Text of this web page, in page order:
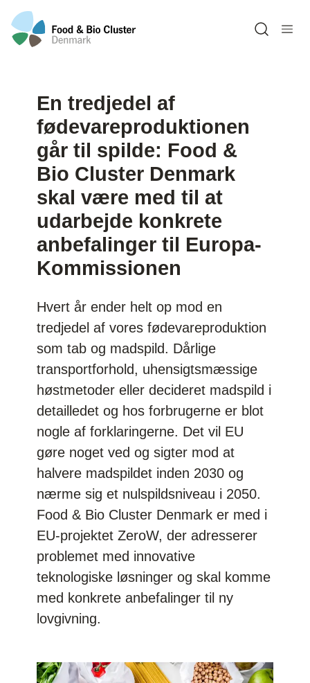
En tredjedel af
fødevareproduktionen
går til spilde: Food &
Bio Cluster Denmark
skal være med til at
udarbejde konkrete
anbefalinger til Europa-
Kommissionen
Hvert år ender helt op mod en
tredjedel af vores fødevareproduktion
som tab og madspild. Dårlige
transportforhold, uhensigtsmæssige
høstmetoder eller decideret madspild i
detailledet og hos forbrugerne er blot
nogle af forklaringerne. Det vil EU
gøre noget ved og sigter mod at
halvere madspildet inden 2030 og
nærme sig et nulspildsniveau i 2050.
Food & Bio Cluster Denmark er med i
EU-projektet ZeroW, der adresserer
problemet med innovative
teknologiske løsninger og skal komme
med konkrete anbefalinger til ny
lovgivning.